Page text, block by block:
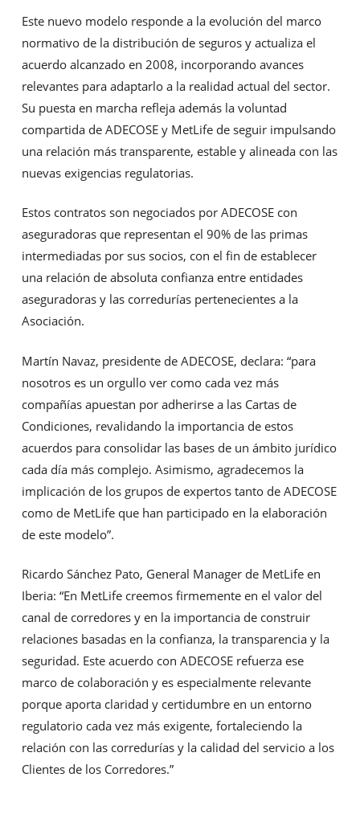
Este nuevo modelo responde a la evolución del marco
normativo de la distribución de seguros y actualiza el
acuerdo alcanzado en 2008, incorporando avances
relevantes para adaptarlo a la realidad actual del sector.
Su puesta en marcha refleja además la voluntad
compartida de ADECOSE y MetLife de seguir impulsando
una relación más transparente, estable y alineada con las
nuevas exigencias regulatorias.
Estos contratos son negociados por ADECOSE con
aseguradoras que representan el 90% de las primas
intermediadas por sus socios, con el fin de establecer
una relación de absoluta confianza entre entidades
aseguradoras y las corredurías pertenecientes a la
Asociación.
Martín Navaz, presidente de ADECOSE, declara: “para
nosotros es un orgullo ver como cada vez más
compañías apuestan por adherirse a las Cartas de
Condiciones, revalidando la importancia de estos
acuerdos para consolidar las bases de un ámbito jurídico
cada día más complejo. Asimismo, agradecemos la
implicación de los grupos de expertos tanto de ADECOSE
como de MetLife que han participado en la elaboración
de este modelo”.
Ricardo Sánchez Pato, General Manager de MetLife en
Iberia: “En MetLife creemos firmemente en el valor del
canal de corredores y en la importancia de construir
relaciones basadas en la confianza, la transparencia y la
seguridad. Este acuerdo con ADECOSE refuerza ese
marco de colaboración y es especialmente relevante
porque aporta claridad y certidumbre en un entorno
regulatorio cada vez más exigente, fortaleciendo la
relación con las corredurías y la calidad del servicio a los
Clientes de los Corredores.”